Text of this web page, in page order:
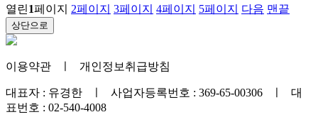
열린1페이지 2페이지 3페이지 4페이지 5페이지 다음 맨끝
상단으로
이용약관 개인정보취급방침
대표자 : 유경한 ㅣ 사업자등록번호 : 369-65-00306 ㅣ 대
표번호 : 02-540-4008